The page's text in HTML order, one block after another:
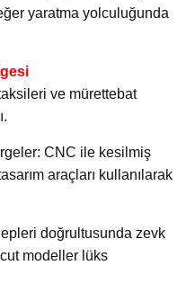
yaratma yolculuğunda
ve mürettebat
CNC ile kesilmiş
araçları kullanılarak
doğrultusunda zevk
modeller lüks